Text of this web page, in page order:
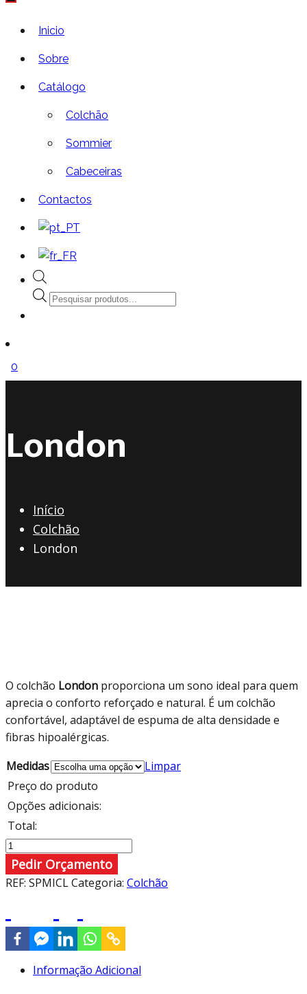
Inicio
Sobre
Catálogo
Colchão
Sommier
Cabeceiras
Contactos
Products
0
London
Início
Colchão
London
O colchão London proporciona um sono ideal para quem
aprecia o conforto reforçado e natural. É um colchão
confortável, adaptável de espuma de alta densidade e
fibras hipoalérgicas.
Medidas
Limpar
Preço do produto
Opções adicionais:
Total:
Quantidade
de
London
Pedir Orçamento
REF: SPMICLCategoria: Colchão
Informação Adicional